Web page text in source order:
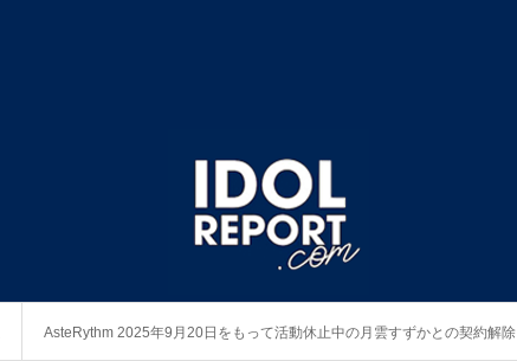
AsteRythm 2025年9月20日をもって活動休止中の月雲すずかとの契約解除